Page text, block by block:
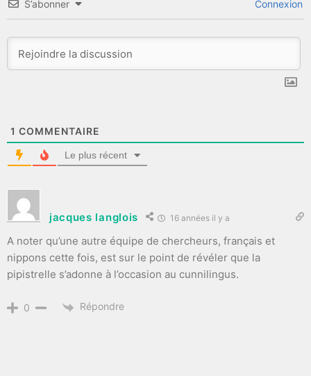
S’abonner Connexion
1 COMMENTAIRE
Le plus récent
jacques langlois 16 années il y a
A noter qu’une autre équipe de chercheurs, français et
nippons cette fois, est sur le point de révéler que la
pipistrelle s’adonne à l’occasion au cunnilingus.
0 Répondre